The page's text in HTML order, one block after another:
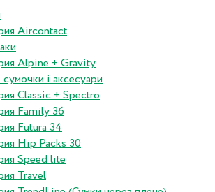
Aircontact
Alpine + Gravity
і аксесуари
Classic + Spectro
Family 36
Futura 34
Hip Packs 30
Speed lite
Travel